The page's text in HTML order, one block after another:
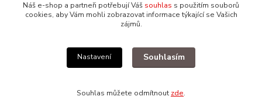
Upravit sběr cookies.
Náš e-shop a partneři potřebují Váš souhlas s použitím souborů
cookies, aby Vám mohli zobrazovat informace týkající se Vašich
zájmů.
Nastavení Souhlasím
Souhlas můžete odmítnout zde.